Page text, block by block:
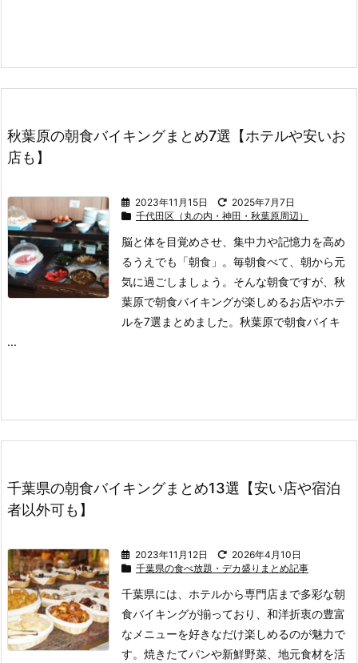
秋葉原の朝食バイキングまとめ7選【ホテルや安いお
店も】
2023年11月15日
2025年7月7日
千代田区（丸の内・神田・秋葉原周辺）
脳と体を目覚めさせ、集中力や記憶力を高め
るうえでも「朝食」。 毎朝食べて、朝から元
気に過ごしましょう。 そんな朝食ですが、秋
葉原で朝食バイキングが楽しめるお店やホテ
ルを7選まとめました。 秋葉原で朝食バイキ
...
千葉県の朝食バイキングまとめ13選【安い店や宿泊
者以外可も】
2023年11月12日
2026年4月10日
千葉県の食べ放題・デカ盛りまとめ記事
千葉県には、ホテルから専門店まで多彩な朝
食バイキングが揃っており、和洋折衷の豊富
なメニューを好きなだけ楽しめるのが魅力で
す。 焼きたてパンや新鮮野菜、地元食材を活